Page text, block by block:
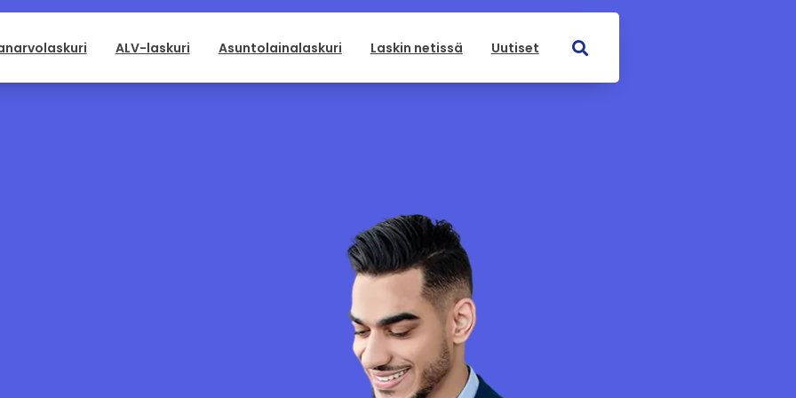
ALV-laskuri Asuntolainalaskuri Laskin netissä Uutiset